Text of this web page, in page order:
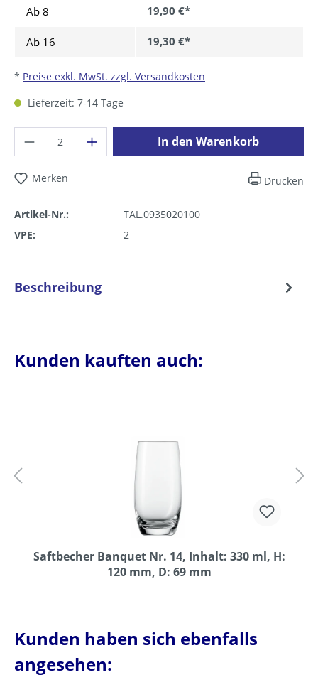
Ab 8 19,90 €*
Ab 16 19,30 €*
* Preise exkl. MwSt. zzgl. Versandkosten
Lieferzeit: 7-14 Tage
Produkt Anzahl: Gib den gewünschten
In den Warenkorb
Merken Drucken
Artikel-Nr.:
TAL.0935020100
VPE:
2
Beschreibung
Kunden kauften auch:
Saftbecher Banquet Nr. 14, Inhalt: 330 ml, H:
120 mm, D: 69 mm
Kunden haben sich ebenfalls
angesehen: